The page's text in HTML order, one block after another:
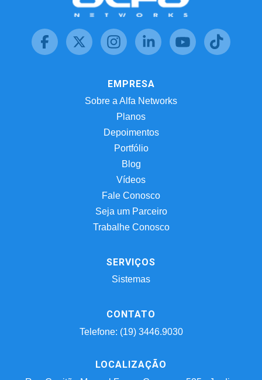
EMPRESA
Sobre a Alfa Networks
Planos
Depoimentos
Portfólio
Blog
Vídeos
Fale Conosco
Seja um Parceiro
Trabalhe Conosco
SERVIÇOS
Sistemas
CONTATO
Telefone: (19) 3446.9030
LOCALIZAÇÃO